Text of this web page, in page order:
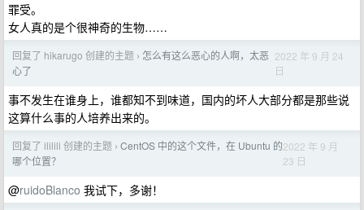
罪受。
女人真的是个很神奇的生物……
回复了 hikarugo 创建的主题 › 怎么有这么恶心的人啊，太恶
心了
2022 年 9 月 24
日
事不发生在谁身上，谁都知不到味道，国内的坏人大部分都是那些说
这算什么事的人培养出来的。
回复了 ililili 创建的主题 › CentOS 中的这个文件，在 Ubuntu 的
哪个位置？
2022 年 9 月
23 日
@ruidoBlanco 我试下，多谢！